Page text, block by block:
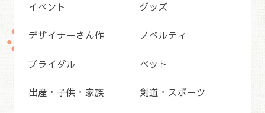
イベント グッズ
デザイナーさん作 ノベルティ
ブライダル ペット
出産・子供・家族 剣道・スポーツ